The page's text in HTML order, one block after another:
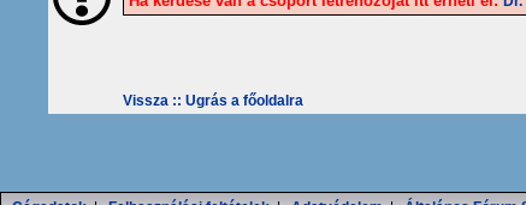
Vissza :: Ugrás a főoldalra